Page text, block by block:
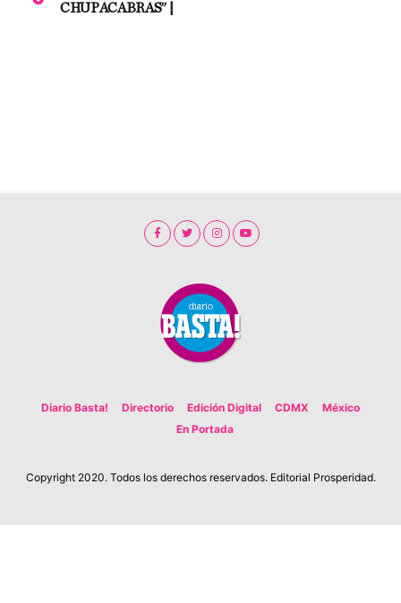
CHUPACABRAS” |
Diario Basta! Directorio Edición Digital CDMX
México
En Portada
Copyright 2020. Todos los derechos reservados. Editorial Prosperidad.